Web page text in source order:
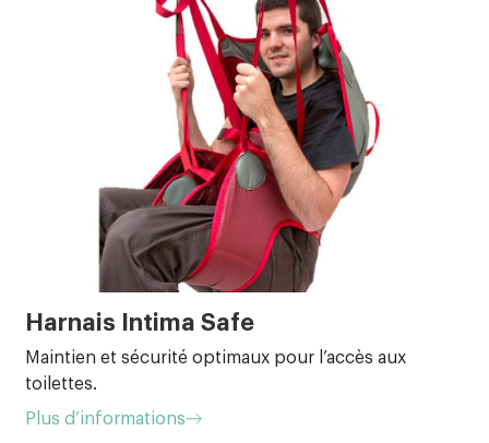
Harnais Intima Safe
Maintien et sécurité optimaux pour l’accès aux
toilettes.
Plus d’informations